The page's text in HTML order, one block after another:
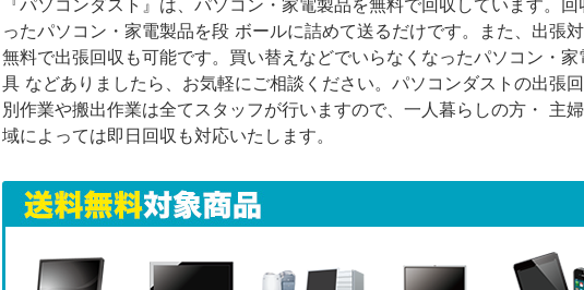
ったパソコン・家電製品を段 ボールに詰めて送るだけです。また、出張
無料で出張回収も可能です。買い替えなどでいらなくなったパソコン・
具 などありましたら、お気軽にご相談ください。パソコンダストの出張
別作業や搬出作業は全てスタッフが行いますので、一人暮らしの方・ 主
域によっては即日回収も対応いたします。